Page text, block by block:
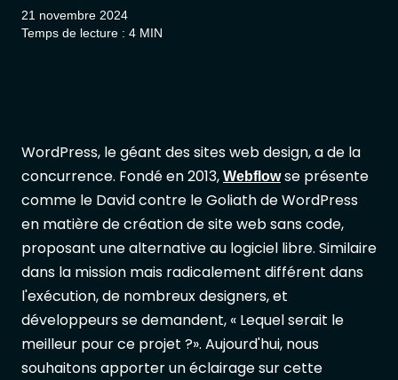
21 novembre 2024
Temps de lecture : 4 MIN
WordPress, le géant des sites web design, a de la
concurrence. Fondé en 2013, Webflowse présente
comme le David contre le Goliath de WordPress
en matière de création de site web sans code,
proposant une alternative au logiciel libre. Similaire
dans la mission mais radicalement différent dans
l'exécution, de nombreux designers, et
développeurs se demandent, « Lequel serait le
meilleur pour ce projet ?». Aujourd'hui, nous
souhaitons apporter un éclairage sur cette